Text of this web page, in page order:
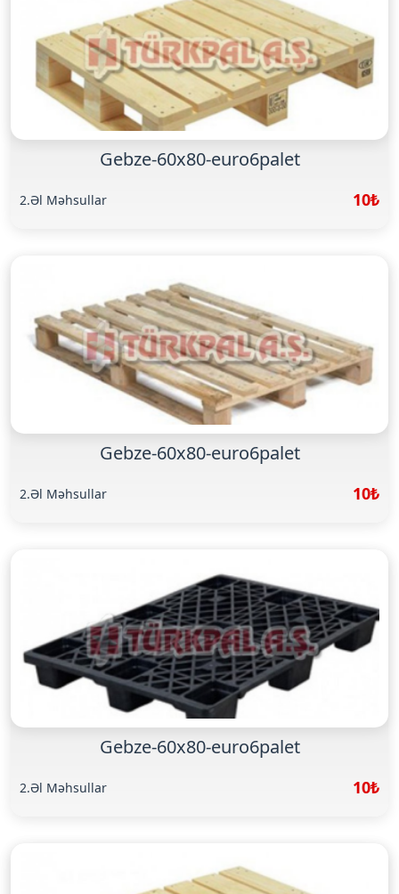
Gebze-60x80-euro6palet
2.Əl Məhsullar 10₺
Gebze-60x80-euro6palet
2.Əl Məhsullar 10₺
Gebze-60x80-euro6palet
2.Əl Məhsullar 10₺